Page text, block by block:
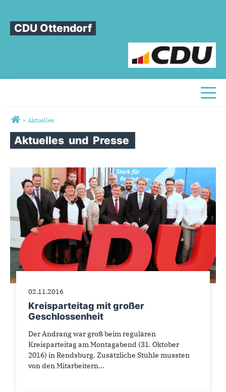
CDU Ottendorf
Sie sind hier
» Aktuelles
Aktuelles und Presse
02.11.2016
Kreisparteitag mit großer
Geschlossenheit
Der Andrang war groß beim regulären
Kreisparteitag am Montagabend (31. Oktober
2016) in Rendsburg. Zusätzliche Stühle mussten
von den Mitarbeitern...